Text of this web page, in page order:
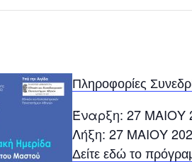
Πληροφορίες
Έναρξη: 27 ΜΑΙΟΥ
Λήξη: 27 ΜΑΙΟΥ
Δείτε εδώ το